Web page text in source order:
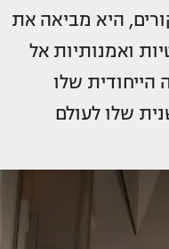
היא מביאה את
ואמנותיות אל
שלו
שלו לעולם